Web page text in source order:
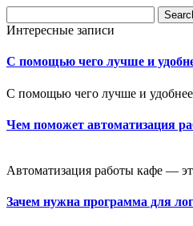
Интересные записи
С помощью чего лучше и
С помощью чего лучше и
Чем поможет автоматизация
Автоматизация работы кафе —
Зачем нужна программа для